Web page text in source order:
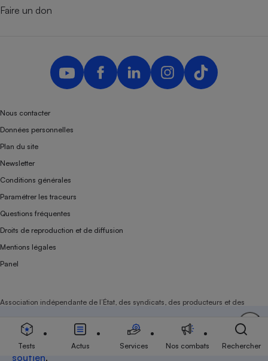
Soutenez-nous
Aujourd'hui plus que jamais, nous comptons sur
votre
soutien.
Faire un don
Nous contacter
Données personnelles
Plan du site
Newsletter
Conditions générales
Paramétrer les traceurs
Questions fréquentes
Droits de reproduction et de diffusion
Mentions légales
Panel
Association indépendante de l’État, des syndicats, des producteurs et des
Tests Actus Services Nos combats Rechercher